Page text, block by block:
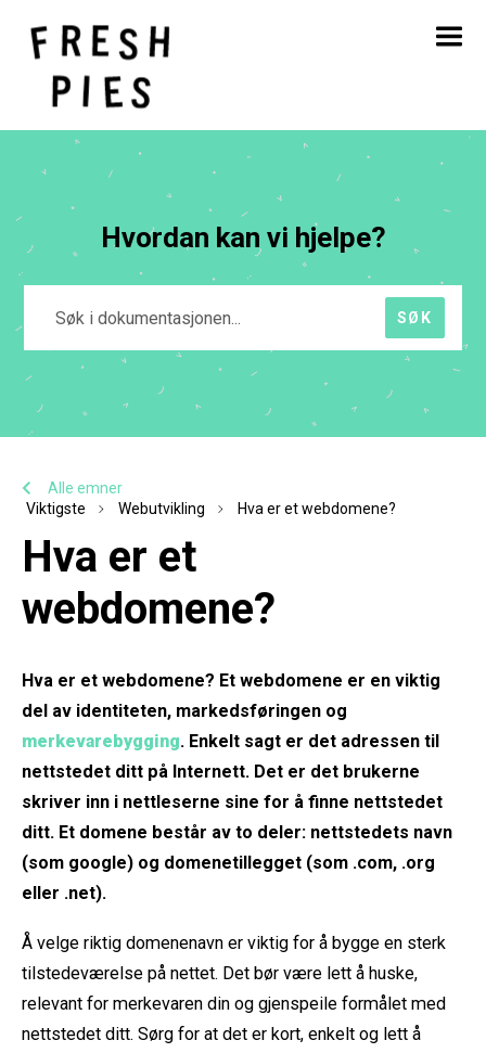
Hjem
Om
Vårt arbeid
Hvordan kan vi hjelpe?
SØK
Alle emner
Viktigste
Webutvikling Hva er et webdomene?
Hva er et
webdomene?
Hva er et webdomene? Et webdomene er en viktig
del av identiteten, markedsføringen og
merkevarebygging. Enkelt sagt er det adressen til
nettstedet ditt på Internett. Det er det brukerne
skriver inn i nettleserne sine for å finne nettstedet
ditt. Et domene består av to deler: nettstedets navn
(som google) og domenetillegget (som .com, .org
eller .net).
Å velge riktig domenenavn er viktig for å bygge en sterk
tilstedeværelse på nettet. Det bør være lett å huske,
relevant for merkevaren din og gjenspeile formålet med
nettstedet ditt. Sørg for at det er kort, enkelt og lett å